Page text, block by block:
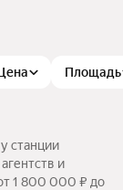
Площадь
станции
и
1 800 000 ₽ до